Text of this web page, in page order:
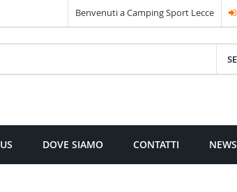
Benvenuti a Camping Sport Lecce
DOVE SIAMO CONTATTI NEWS